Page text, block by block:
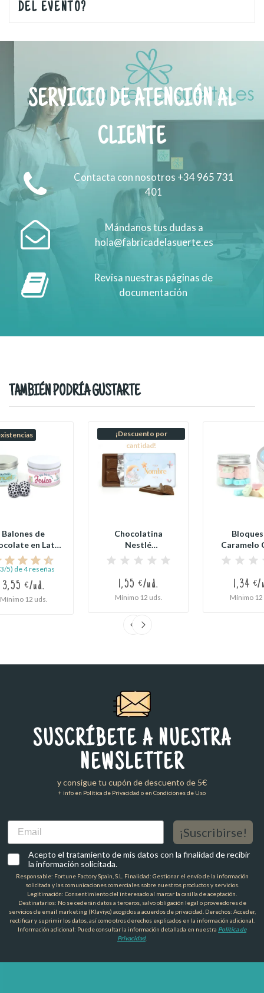
DEL EVENTO?
SERVICIO DE ATENCIÓN AL
CLIENTE
Contacta con nosotros +34 965 731
401
Mándanos tus dudas a
hola@fabricadelasuerte.es
Revisa nuestras páginas de
documentación
TAMBIÉN PODRÍA GUSTARTE
Balones de
en Lata
para...
5) de 4 reseñas
3,55 €/ud.
Mínimo 12 uds.
¡Descuento por
cantidad!
Chocolatina
Nestlé
Personalizada para
Detalle...
1,55 €/ud.
Mínimo 12 uds.
Caramelo
Blox en
1,34 €/
Mínimo 12
SUSCRÍBETE A NUESTRA
NEWSLETTER
y consigue tu cupón de descuento de 5€
+ info en Política de Privacidad o en Condiciones de Uso
Email
¡Suscribirse!
Acepto el tratamiento de mis datos con la finalidad de recibir
la información solicitada.
Responsable: Fortune Factory Spain, S.L. Finalidad: Gestionar el envío de la información
solicitada y las comunicaciones comerciales sobre nuestros productos y servicios.
Legitimación: Consentimiento del interesado al marcar la casilla de aceptación.
Destinatarios: No se cederán datos a terceros, salvo obligación legal o proveedores de
servicios de email marketing (Klaviyo) acogidos a acuerdos de privacidad. Derechos: Acceder,
rectificar y suprimir los datos, así como otros derechos explicados en la información adicional.
Información adicional: Puede consultar la información detallada en nuestra Política de
Privacidad.